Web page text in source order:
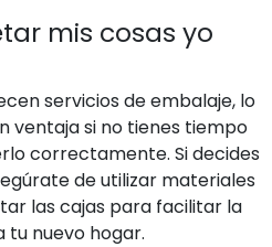
mis cosas yo
servicios de embalaje, lo
ventaja si no tienes tiempo
correctamente. Si decides
de utilizar materiales
las cajas para facilitar la
tu nuevo hogar.